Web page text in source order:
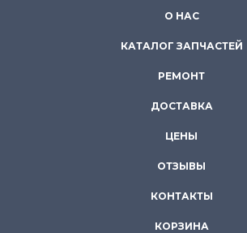
О НАС
КАТАЛОГ ЗАПЧАСТЕЙ
РЕМОНТ
ДОСТАВКА
ЦЕНЫ
ОТЗЫВЫ
КОНТАКТЫ
КОРЗИНА